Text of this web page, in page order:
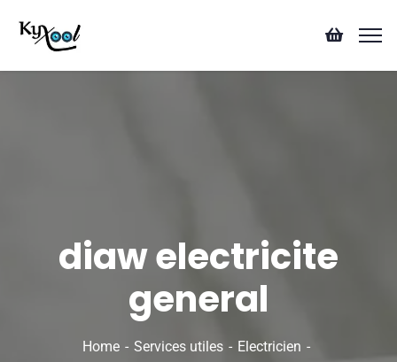
diaw electricite
general
Home Services utiles
Electricien